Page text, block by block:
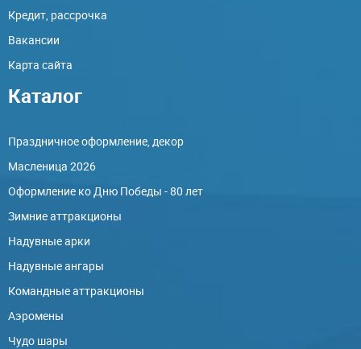
Кредит, рассрочка
Вакансии
Карта сайта
Каталог
Праздничное оформление, декор
Масленица 2026
Оформление ко Дню Победы - 80 лет
Зимние аттракционы
Надувные арки
Надувные ангары
Командные аттракционы
Аэромены
Чудо шары